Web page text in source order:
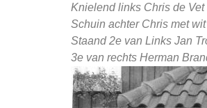
Knielend links Chris de
Schuin achter Chris met
Staand 2e van Links Jan
3e van rechts Herman